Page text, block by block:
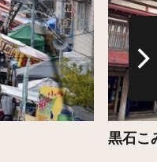
黒石こ